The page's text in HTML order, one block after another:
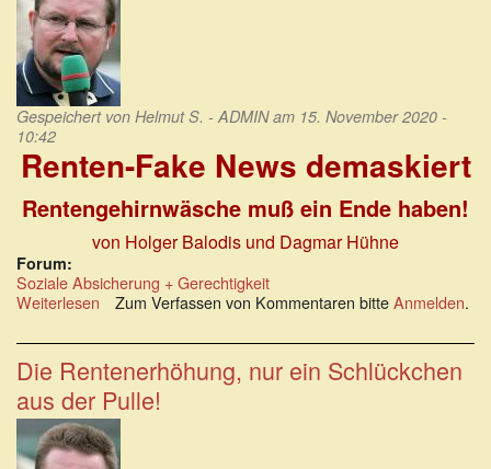
Gespeichert von Helmut S. - ADMINam 15. November 2020 -
10:42
Renten-Fake News demaskiert
Rentengehirnwäsche muß ein Ende haben!
von Holger Balodis und Dagmar Hühne
Forum:
Soziale Absicherung + Gerechtigkeit
Weiterlesen über
Balodis
und
Dagmar
Hühne:
Renten-
Fake
News
Zum Verfassen von Kommentaren bitteAnmelden.
Die Rentenerhöhung, nur ein Schlückchen
aus der Pulle!